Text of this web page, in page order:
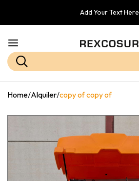
Add Your Text Here
Home/Alquiler/copy of copy of